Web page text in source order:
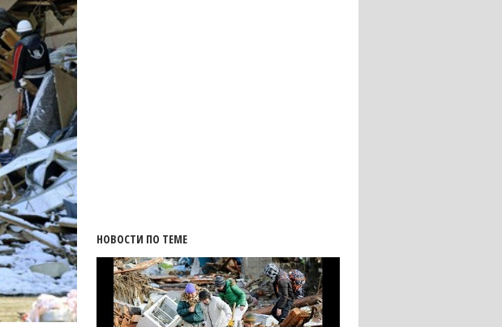
НОВОСТИ ПО ТЕМЕ